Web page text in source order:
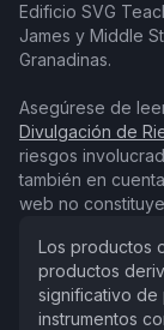
Edificio SVG
James y Middle
Granadinas.
Asegúrese de
Divulgación de
riesgos
también en
web no
Los productos
productos
significativo de
instrumentos